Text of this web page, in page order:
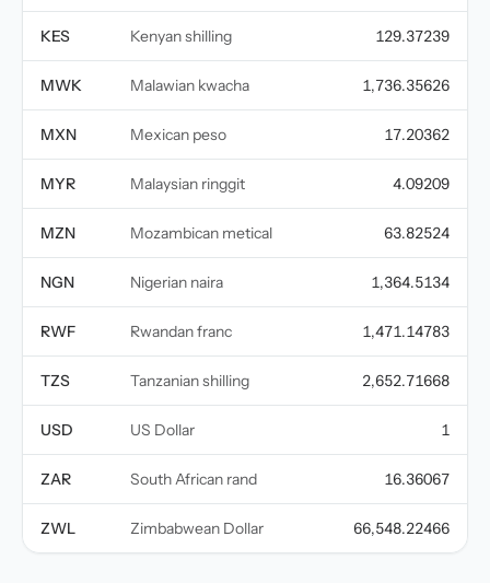
KES Kenyan shilling 129.37239
MWK Malawian kwacha 1,736.35626
MXN Mexican peso 17.20362
MYR Malaysian ringgit 4.09209
MZN Mozambican metical 63.82524
NGN Nigerian naira 1,364.5134
RWF Rwandan franc 1,471.14783
TZS Tanzanian shilling 2,652.71668
USD US Dollar 1
ZAR South African rand 16.36067
ZWL Zimbabwean Dollar 66,548.22466